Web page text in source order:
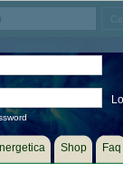
Shop Faq